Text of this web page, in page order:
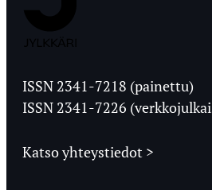
Ylioppilaslehti
ISSN 2341-7218 (painettu)
ISSN 2341-7226
Katso yhteystiedot >